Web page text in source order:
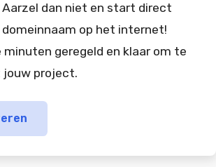
Aarzel dan niet en start direct
op het internet!
minuten geregeld en klaar om te
jouw project.